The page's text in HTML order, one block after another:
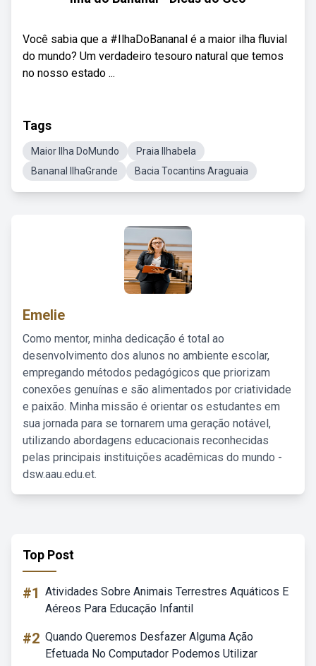
Você sabia que a #IlhaDoBananal é a maior ilha fluvial
do mundo? Um verdadeiro tesouro natural que temos
no nosso estado ...
Tags
Maior Ilha DoMundo
Praia Ilhabela
Bananal IlhaGrande
Bacia Tocantins Araguaia
Emelie
Como mentor, minha dedicação é total ao
desenvolvimento dos alunos no ambiente escolar,
empregando métodos pedagógicos que priorizam
conexões genuínas e são alimentados por criatividade
e paixão. Minha missão é orientar os estudantes em
sua jornada para se tornarem uma geração notável,
utilizando abordagens educacionais reconhecidas
pelas principais instituições acadêmicas do mundo -
dsw.aau.edu.et.
Top Post
#1 Atividades Sobre Animais Terrestres Aquáticos E
Aéreos Para Educação Infantil
#2 Quando Queremos Desfazer Alguma Ação
Efetuada No Computador Podemos Utilizar